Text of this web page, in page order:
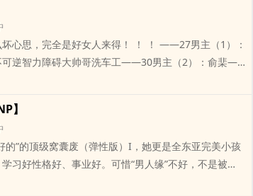
心思，完全是好女人来得！ ！ ！ ——27男主（1）：
逆智力障碍大帅哥洗车工——30男主（2）：俞棐——
常因为打工消失，收费章节均50po,仅为了防盗；2.我
只有这对会有这个剧情，我溺爱这对；所以提前说求
不了的可以跑了，别骂我，我真有玉玉。3.一直很想写
】
的”的顶级窝囊废（弹性版）I，她更是全东亚完美小孩
习好性格好、事业好。可惜“男人缘”不好，不是被骗